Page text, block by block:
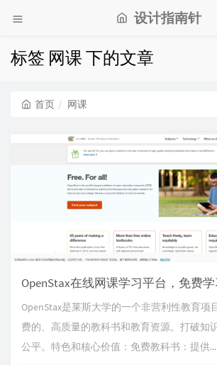
设计指南针
标签 网课 下的文章
首页 网课
OpenStax在线网课学习平台，免费学
OpenStax是莱斯大学的一个非营利性教育项
费的、高质量的教科书和教育资源。打破知
公平。特色和核心价值：免费教科书：提供...